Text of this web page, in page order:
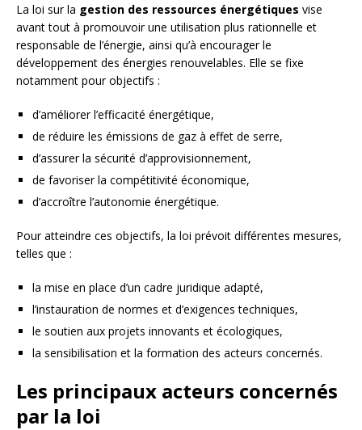
La loi sur la gestion des ressources énergétiques vise
avant tout à promouvoir une utilisation plus rationnelle et
responsable de l’énergie, ainsi qu’à encourager le
développement des énergies renouvelables. Elle se fixe
notamment pour objectifs :
d’améliorer l’efficacité énergétique,
de réduire les émissions de gaz à effet de serre,
d’assurer la sécurité d’approvisionnement,
de favoriser la compétitivité économique,
d’accroître l’autonomie énergétique.
Pour atteindre ces objectifs, la loi prévoit différentes mesures,
telles que :
la mise en place d’un cadre juridique adapté,
l’instauration de normes et d’exigences techniques,
le soutien aux projets innovants et écologiques,
la sensibilisation et la formation des acteurs concernés.
Les principaux acteurs concernés
par la loi